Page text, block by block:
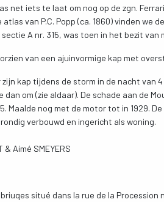
net iets te laat om nog op de zgn.
van P.C. Popp (ca. 1860) vinden we
A nr. 315, was toen in het bezit
van een ajuinvormige kap met
zijn kap tijdens de storm in de nacht van
dan om (zie aldaar). De schade aan de
Maalde nog met de motor tot in 1929.
verbouwd en ingericht als woning.
& Aimé SMEYERS
situé dans la rue de la